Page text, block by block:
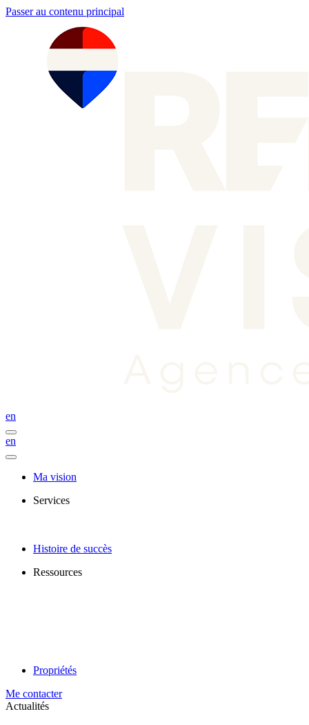
Passer au contenu principal
en
en
Ma vision
Services
Histoire de succès
Ressources
Propriétés
Me contacter
Actualités